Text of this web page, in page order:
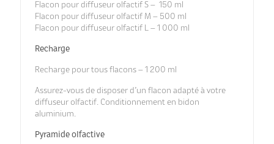
Flacon pour diffuseur olfactif S – 150 ml
Flacon pour diffuseur olfactif M – 500 ml
Flacon pour diffuseur olfactif L – 1 000 ml
Recharge
Recharge pour tous flacons – 1 200 ml
Assurez-vous de disposer d’un flacon adapté à votre
diffuseur olfactif. Conditionnement en bidon
aluminium.
Pyramide olfactive